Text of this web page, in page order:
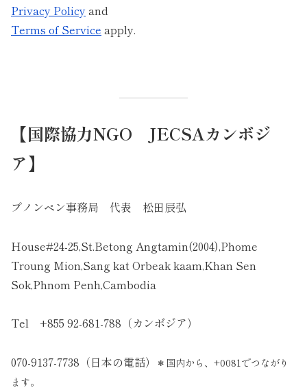
Privacy Policyand
Terms of Service apply.
【国際協力NGO JECSAカンボジ
ア】
プノンペン事務局 代表 松田辰弘
House#24-25,St.Betong Angtamin(2004),Phome
Troung Mion,Sang kat Orbeak kaam,Khan Sen
Sok,Phnom Penh,Cambodia
Tel +855 92-681-788（カンボジア）
070-9137-7738（日本の電話）
＊国内から、+0081でつながり
ます。